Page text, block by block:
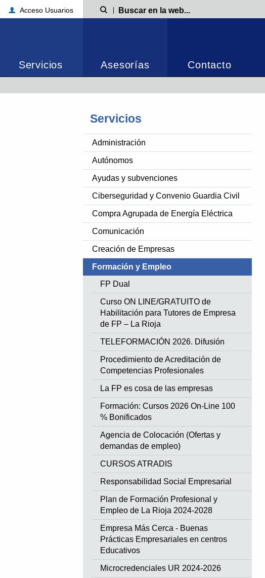
Acceso Usuarios Búsqueda
Servicios Asesorías Contacto
Servicios
Administración
Autónomos
Ayudas y subvenciones
Ciberseguridad y Convenio Guardia Civil
Compra Agrupada de Energía Eléctrica
Comunicación
Creación de Empresas
Formación y Empleo
FP Dual
Curso ON LINE/GRATUITO de
Habilitación para Tutores de Empresa
de FP – La Rioja
TELEFORMACIÓN 2026. Difusión
Procedimiento de Acreditación de
Competencias Profesionales
La FP es cosa de las empresas
Formación: Cursos 2026 On-Line 100
% Bonificados
Agencia de Colocación (Ofertas y
demandas de empleo)
CURSOS ATRADIS
Responsabilidad Social Empresarial
Plan de Formación Profesional y
Empleo de La Rioja 2024-2028
Empresa Más Cerca - Buenas
Prácticas Empresariales en centros
Educativos
Microcredenciales UR 2024-2026